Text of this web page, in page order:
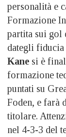
personalità e
Formazione
partita sui gol
dategli fiducia
Kane si è
formazione
puntati su
Foden, e farà
titolare.
nel 4-3-3 del